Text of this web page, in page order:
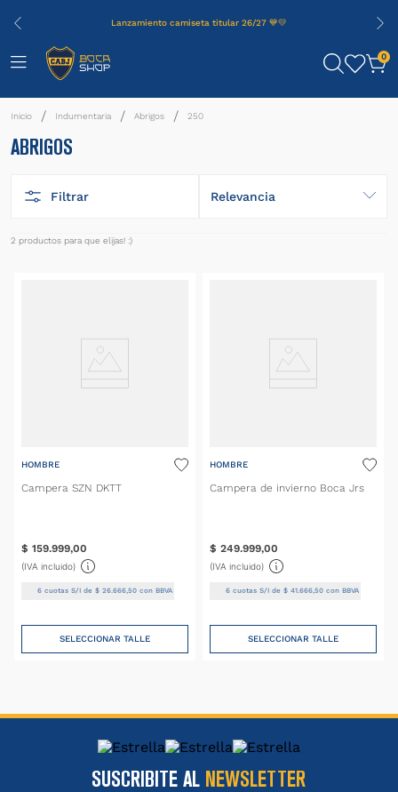
Lanzamiento camiseta titular 26/27 💙💛
0
Indumentaria Abrigos 250
ABRIGOS
Filtrar Relevancia
2 productos
HOMBRE
Campera SZN DKTT
$ 159.999,00
(IVA incluido)
6 cuotas S/I de$ 26 .666 ,50 con BBVA
SELECCIONAR TALLE
HOMBRE
Campera de invierno Boca Jrs
$ 249.999,00
(IVA incluido)
6cuotas S/I de $ 41. 666, 50con BBVA
SELECCIONAR TALLE
SUSCRIBITE AL NEWSLETTER